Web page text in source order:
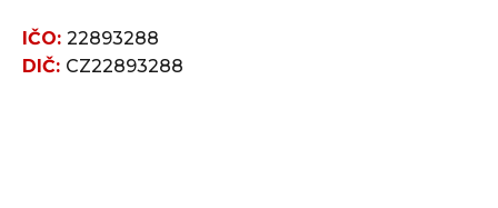
IČO: 22893288
DIČ: CZ22893288